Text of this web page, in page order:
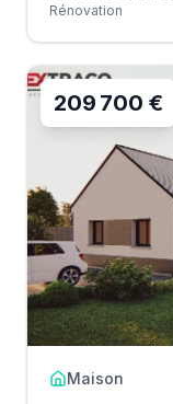
Rénovation
209 700 €
Maison